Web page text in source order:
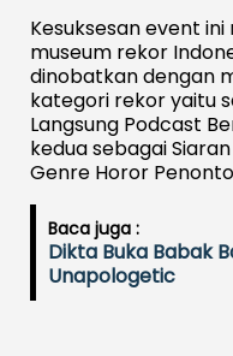
Kesuksesan event
museum rekor
dinobatkan dengan
kategori rekor yaitu
Langsung Podcast
kedua sebagai
Genre Horor
Baca juga :
Dikta Buka Babak
Unapologetic